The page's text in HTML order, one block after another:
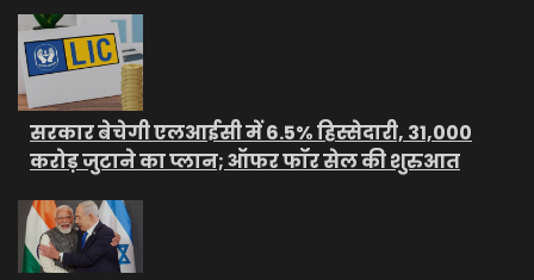
सरकार बेचेगी एलआईसी में 6.5% हिस्सेदारी, 31,000
करोड़ जुटाने का प्लान; ऑफर फॉर सेल की शुरुआत